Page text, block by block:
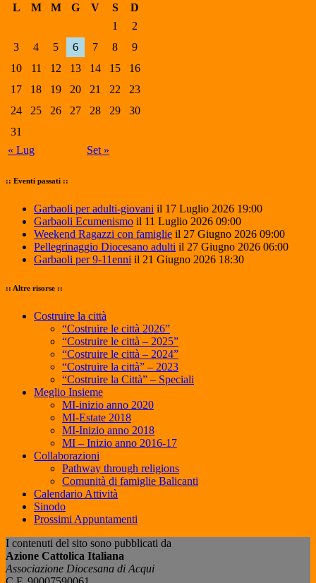
L
M M G V S
D
1
2
3
4 5 6 7 8
9
10
11 12 13 14 15
16
17
18 19 20 21 22
23
24
25 26 27 28 29
30
31
« Lug
Set »
:: Eventi passati ::
Garbaoli per adulti-giovani il 17 Luglio 2026 19:00
Garbaoli Ecumenismo il 11 Luglio 2026 09:00
Weekend Ragazzi con famiglie il 27 Giugno 2026 09:00
Pellegrinaggio Diocesano adulti il 27 Giugno 2026 06:00
Garbaoli per 9-11enni il 21 Giugno 2026 18:30
:: Altre risorse ::
Costruire la città
“Costruire le città 2026”
“Costruire le città – 2025”
“Costruire le città – 2024”
“Costruire la città” – 2023
“Costruire la Città” – Speciali
Meglio Insieme
MI-inizio anno 2020
MI-Estate 2018
MI-Inizio anno 2018
MI – Inizio anno 2016-17
Collaborazioni
Pathway through religions
Comunità di famiglie Balicanti
Calendario Attività
Sinodo
Prossimi Appuntamenti
I contenuti del sito sono pubblicati da
Azione Cattolica Italiana
Associazione Diocesana di Acqui